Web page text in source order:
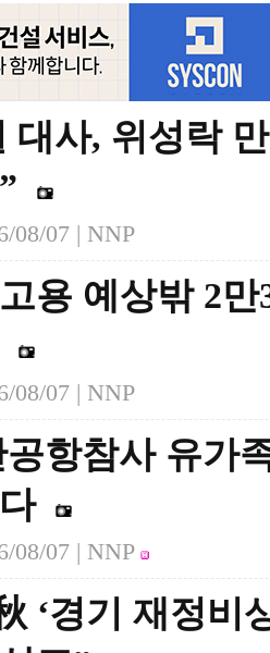
대사, 위성락
08/07 | NNP
용 예상밖 2
08/07 | NNP
공항참사 유가
08/07 | NNP
‘경기 재정비